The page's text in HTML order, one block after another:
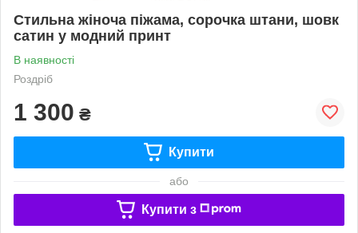
Стильна жіноча піжама, сорочка штани, шовк
сатин у модний принт
В наявності
Роздріб
1 300 ₴
Купити
або
Купити з